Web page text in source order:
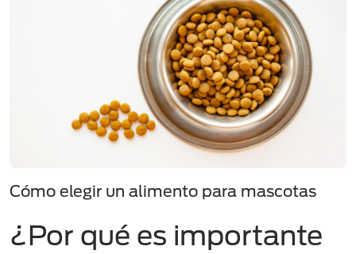
Cómo elegir un alimento para mascotas
¿Por qué es importante